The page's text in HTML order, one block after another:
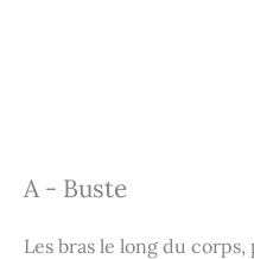
A - Buste
Les bras le long du